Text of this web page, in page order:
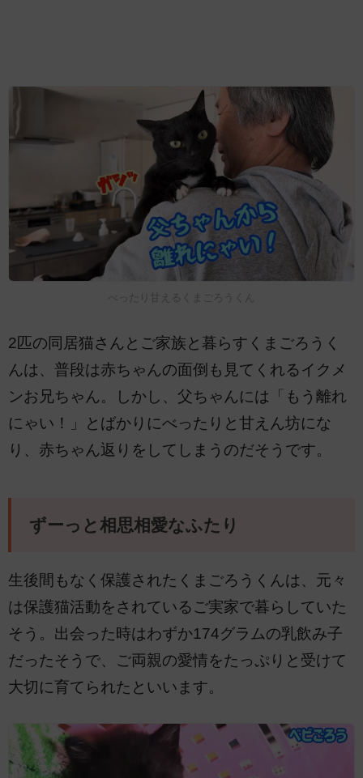
べったり甘えるくまごろうくん
2匹の同居猫さんとご家族と暮らすくまごろうく
んは、普段は赤ちゃんの面倒も見てくれるイクメ
ンお兄ちゃん。しかし、父ちゃんには「もう離れ
にゃい！」とばかりにべったりと甘えん坊にな
り、赤ちゃん返りをしてしまうのだそうです。
ずーっと相思相愛なふたり
生後間もなく保護されたくまごろうくんは、元々
は保護猫活動をされているご実家で暮らしていた
そう。出会った時はわずか174グラムの乳飲み子
だったそうで、ご両親の愛情をたっぷりと受けて
大切に育てられたといいます。